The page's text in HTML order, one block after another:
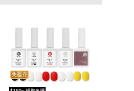
盤
列
免運券